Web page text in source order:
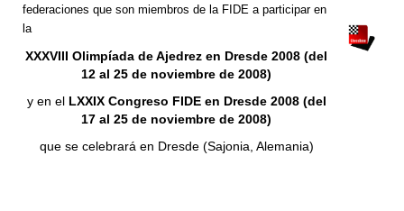
federaciones que son miembros de la FIDE a participar en
la
XXXVIII Olimpíada de Ajedrez en Dresde 2008 (del
12 al 25 de noviembre de 2008)
y en el LXXIX Congreso FIDE en Dresde 2008 (del
17 al 25 de noviembre de 2008)
que se celebrará en Dresde (Sajonia, Alemania)